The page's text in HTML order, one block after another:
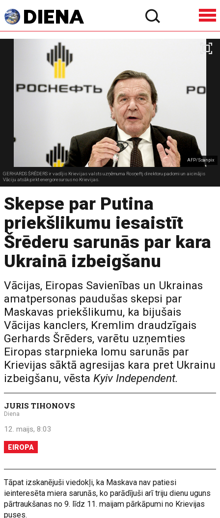
AFP/Scanpix
GERHARDS ŠRĒDERS ir vadījis Krievijas valsts uzņēmuma Rosņeftj direktoru padomi un aicinājis
Vāciju atsāk pirkt energoresursus no Krievijas.
Skepse par Putina
priekšlikumu iesaistīt
Šrēderu sarunās par kara
Ukrainā izbeigšanu
Vācijas, Eiropas Savienības un Ukrainas
amatpersonas paudušas skepsi par
Maskavas priekšlikumu, ka bijušais
Vācijas kanclers, Kremlim draudzīgais
Gerhards Šrēders, varētu uzņemties
Eiropas starpnieka lomu sarunās par
Krievijas sāktā agresijas kara pret Ukrainu
izbeigšanu, vēstaKyiv Independent.
JURIS TIHONOVS
Diena
12. maijs, 8:03
EIROPA
Tāpat izskanējuši viedokļi, ka Maskava nav patiesi
ieinteresēta miera sarunās, ko parādījuši arī triju dienu uguns
pārtraukšanas no 9. līdz 11. maijam pārkāpumi no Krievijas
puses.